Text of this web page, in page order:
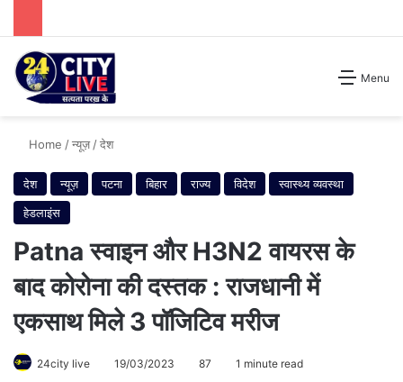
Menu
Search for
Home /न्यूज़ /देश
देश न्यूज़ पटना बिहार राज्य विदेश
स्वास्थ्य व्यवस्था
हेडलाइंस
Patna स्वाइन और H3N2 वायरस के
बाद कोरोना की दस्तक : राजधानी में
एकसाथ मिले 3 पॉजिटिव मरीज
24city live 19/03/2023 87 1 minute read